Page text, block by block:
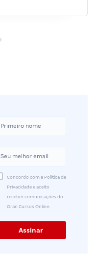
Concordo com a Política de
Privacidade e aceito
receber comunicações do
Gran Cursos Online.